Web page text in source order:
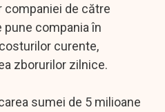
de către
pune compania în
curente,
zborurilor zilnice.
sumei de 5 milioane